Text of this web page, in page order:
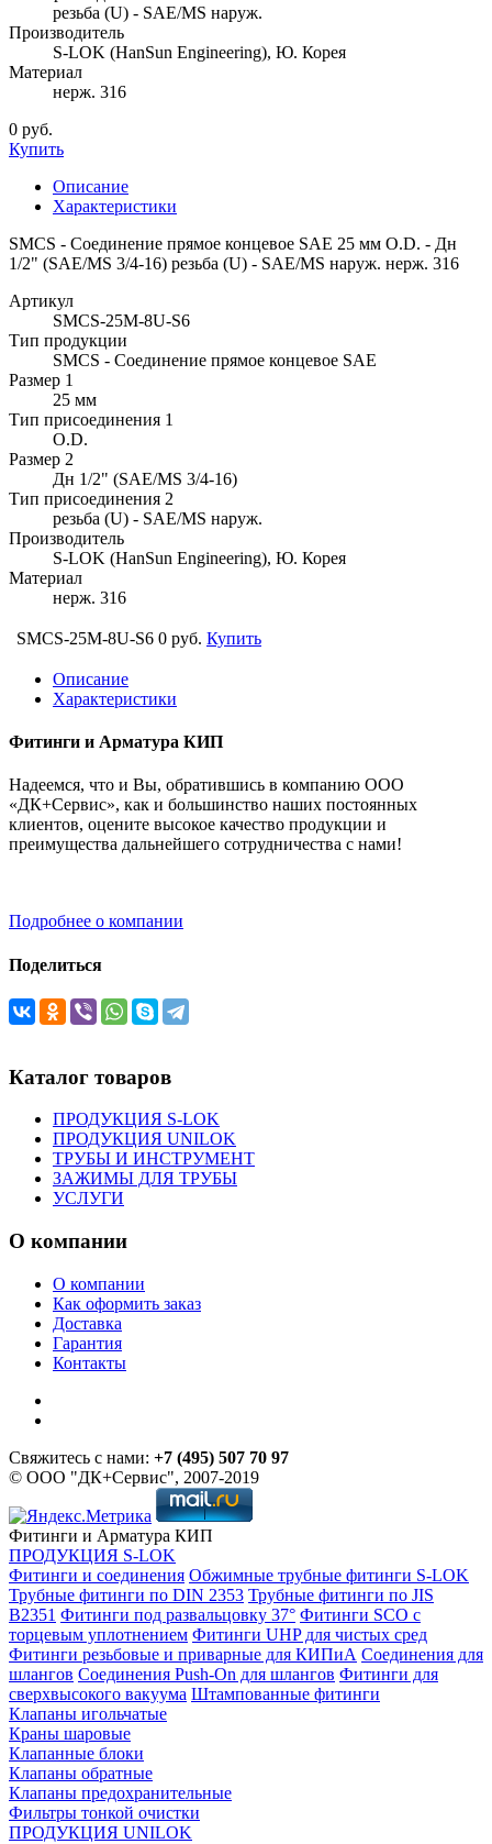
резьба (U) - SAE/MS наруж.
Производитель
S-LOK (HanSun Engineering), Ю. Корея
Материал
нерж. 316
0 руб.
Купить
Описание
Характеристики
SMCS - Соединение прямое концевое SAE 25 мм O.D. - Дн
1/2" (SAE/MS 3/4-16) резьба (U) - SAE/MS наруж. нерж. 316
Артикул
SMCS-25M-8U-S6
Тип продукции
SMCS - Соединение прямое концевое SAE
Размер 1
25 мм
Тип присоединения 1
O.D.
Размер 2
Дн 1/2" (SAE/MS 3/4-16)
Тип присоединения 2
резьба (U) - SAE/MS наруж.
Производитель
S-LOK (HanSun Engineering), Ю. Корея
Материал
нерж. 316
SMCS-25M-8U-S6 0 руб. Купить
Описание
Характеристики
Фитинги и Арматура КИП
Надеемся, что и Вы, обратившись в компанию ООО
«ДК+Сервис», как и большинство наших постоянных
клиентов, оцените высокое качество продукции и
преимущества дальнейшего сотрудничества с нами!
Подробнее о компании
Поделиться
Каталог товаров
ПРОДУКЦИЯ S-LOK
ПРОДУКЦИЯ UNILOK
ТРУБЫ И ИНСТРУМЕНТ
ЗАЖИМЫ ДЛЯ ТРУБЫ
УСЛУГИ
О компании
О компании
Как оформить заказ
Доставка
Гарантия
Контакты
Свяжитесь с нами: +7 (495) 507 70 97
© ООО "ДК+Сервис", 2007-2019
Фитинги и Арматура КИП
ПРОДУКЦИЯ S-LOK
Фитинги и соединения Обжимные трубные фитинги S-LOK
Трубные фитинги по DIN 2353 Трубные фитинги по JIS
B2351 Фитинги под развальцовку 37° Фитинги SCO с
торцевым уплотнением Фитинги UHP для чистых сред
Фитинги резьбовые и приварные для КИПиА Соединения для
шлангов Соединения Push-On для шлангов Фитинги для
сверхвысокого вакуума Штампованные фитинги
Клапаны игольчатые
Краны шаровые
Клапанные блоки
Клапаны обратные
Клапаны предохранительные
Фильтры тонкой очистки
ПРОДУКЦИЯ UNILOK